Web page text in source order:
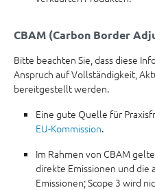
CBAM (Carbon Border
Bitte beachten Sie, dass diese
Anspruch auf Vollständigkeit,
bereitgestellt werden.
Eine gute Quelle für
EU-Kommission.
Im Rahmen von CBAM
direkte Emissionen und die
Emissionen; Scope 3 wird